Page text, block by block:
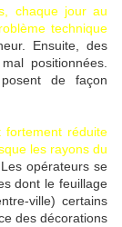
chaque jour au
technique
Ensuite, des
positionnées.
de façon
fortement réduite
les rayons du
Les opérateurs se
dont le feuillage
ville) certains
des décorations